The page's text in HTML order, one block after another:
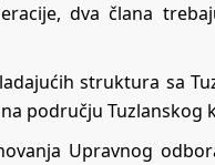
dva člana
struktura sa
području Tuzlanskog
Upravnog